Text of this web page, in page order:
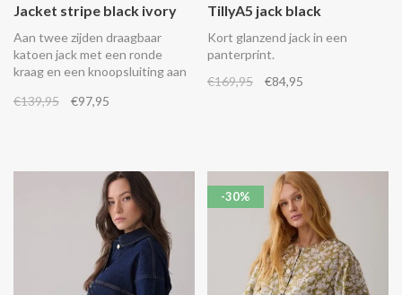
Jacket stripe black ivory
Aan twee zijden draagbaar
katoen jack met een ronde
kraag en een knoopsluiting aan
kant heeft 2 grote opgestikte
€139,95 €97,95
TillyA5 jack black
Kort glanzend jack in een
panterprint.
€169,95
€84,95
-30%